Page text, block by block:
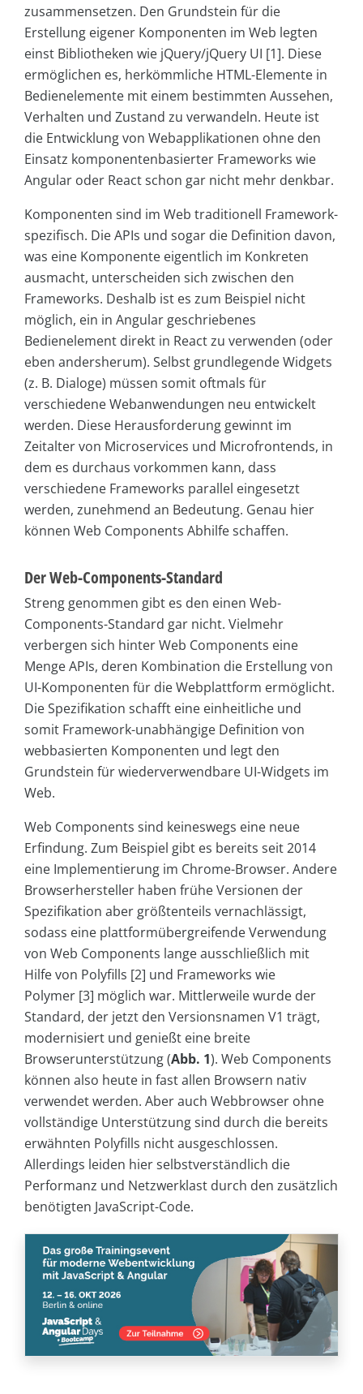
zusammensetzen. Den Grundstein für die
Erstellung eigener Komponenten im Web legten
einst Bibliotheken wie jQuery/jQuery UI [1]. Diese
ermöglichen es, herkömmliche HTML-Elemente in
Bedienelemente mit einem bestimmten Aussehen,
Verhalten und Zustand zu verwandeln. Heute ist
die Entwicklung von Webapplikationen ohne den
Einsatz komponentenbasierter Frameworks wie
Angular oder React schon gar nicht mehr denkbar.
Komponenten sind im Web traditionell Framework-
spezifisch. Die APIs und sogar die Definition davon,
was eine Komponente eigentlich im Konkreten
ausmacht, unterscheiden sich zwischen den
Frameworks. Deshalb ist es zum Beispiel nicht
möglich, ein in Angular geschriebenes
Bedienelement direkt in React zu verwenden (oder
eben andersherum). Selbst grundlegende Widgets
(z. B. Dialoge) müssen somit oftmals für
verschiedene Webanwendungen neu entwickelt
werden. Diese Herausforderung gewinnt im
Zeitalter von Microservices und Microfrontends, in
dem es durchaus vorkommen kann, dass
verschiedene Frameworks parallel eingesetzt
werden, zunehmend an Bedeutung. Genau hier
können Web Components Abhilfe schaffen.
Der Web-Components-Standard
Streng genommen gibt es den einen Web-
Components-Standard gar nicht. Vielmehr
verbergen sich hinter Web Components eine
Menge APIs, deren Kombination die Erstellung von
UI-Komponenten für die Webplattform ermöglicht.
Die Spezifikation schafft eine einheitliche und
somit Framework-unabhängige Definition von
webbasierten Komponenten und legt den
Grundstein für wiederverwendbare UI-Widgets im
Web.
Web Components sind keineswegs eine neue
Erfindung. Zum Beispiel gibt es bereits seit 2014
eine Implementierung im Chrome-Browser. Andere
Browserhersteller haben frühe Versionen der
Spezifikation aber größtenteils vernachlässigt,
sodass eine plattformübergreifende Verwendung
von Web Components lange ausschließlich mit
Hilfe von Polyfills [2] und Frameworks wie
Polymer [3] möglich war. Mittlerweile wurde der
Standard, der jetzt den Versionsnamen V1 trägt,
modernisiert und genießt eine breite
Browserunterstützung (Abb. 1). Web Components
können also heute in fast allen Browsern nativ
verwendet werden. Aber auch Webbrowser ohne
vollständige Unterstützung sind durch die bereits
erwähnten Polyfills nicht ausgeschlossen.
Allerdings leiden hier selbstverständlich die
Performanz und Netzwerklast durch den zusätzlich
benötigten JavaScript-Code.